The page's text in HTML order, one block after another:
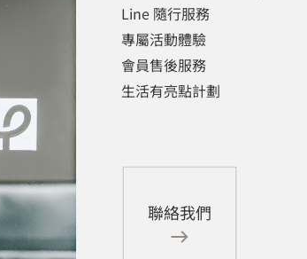
Line 隨行服務
專屬活動體驗
會員售後服務
生活有亮點計劃
聯絡我們